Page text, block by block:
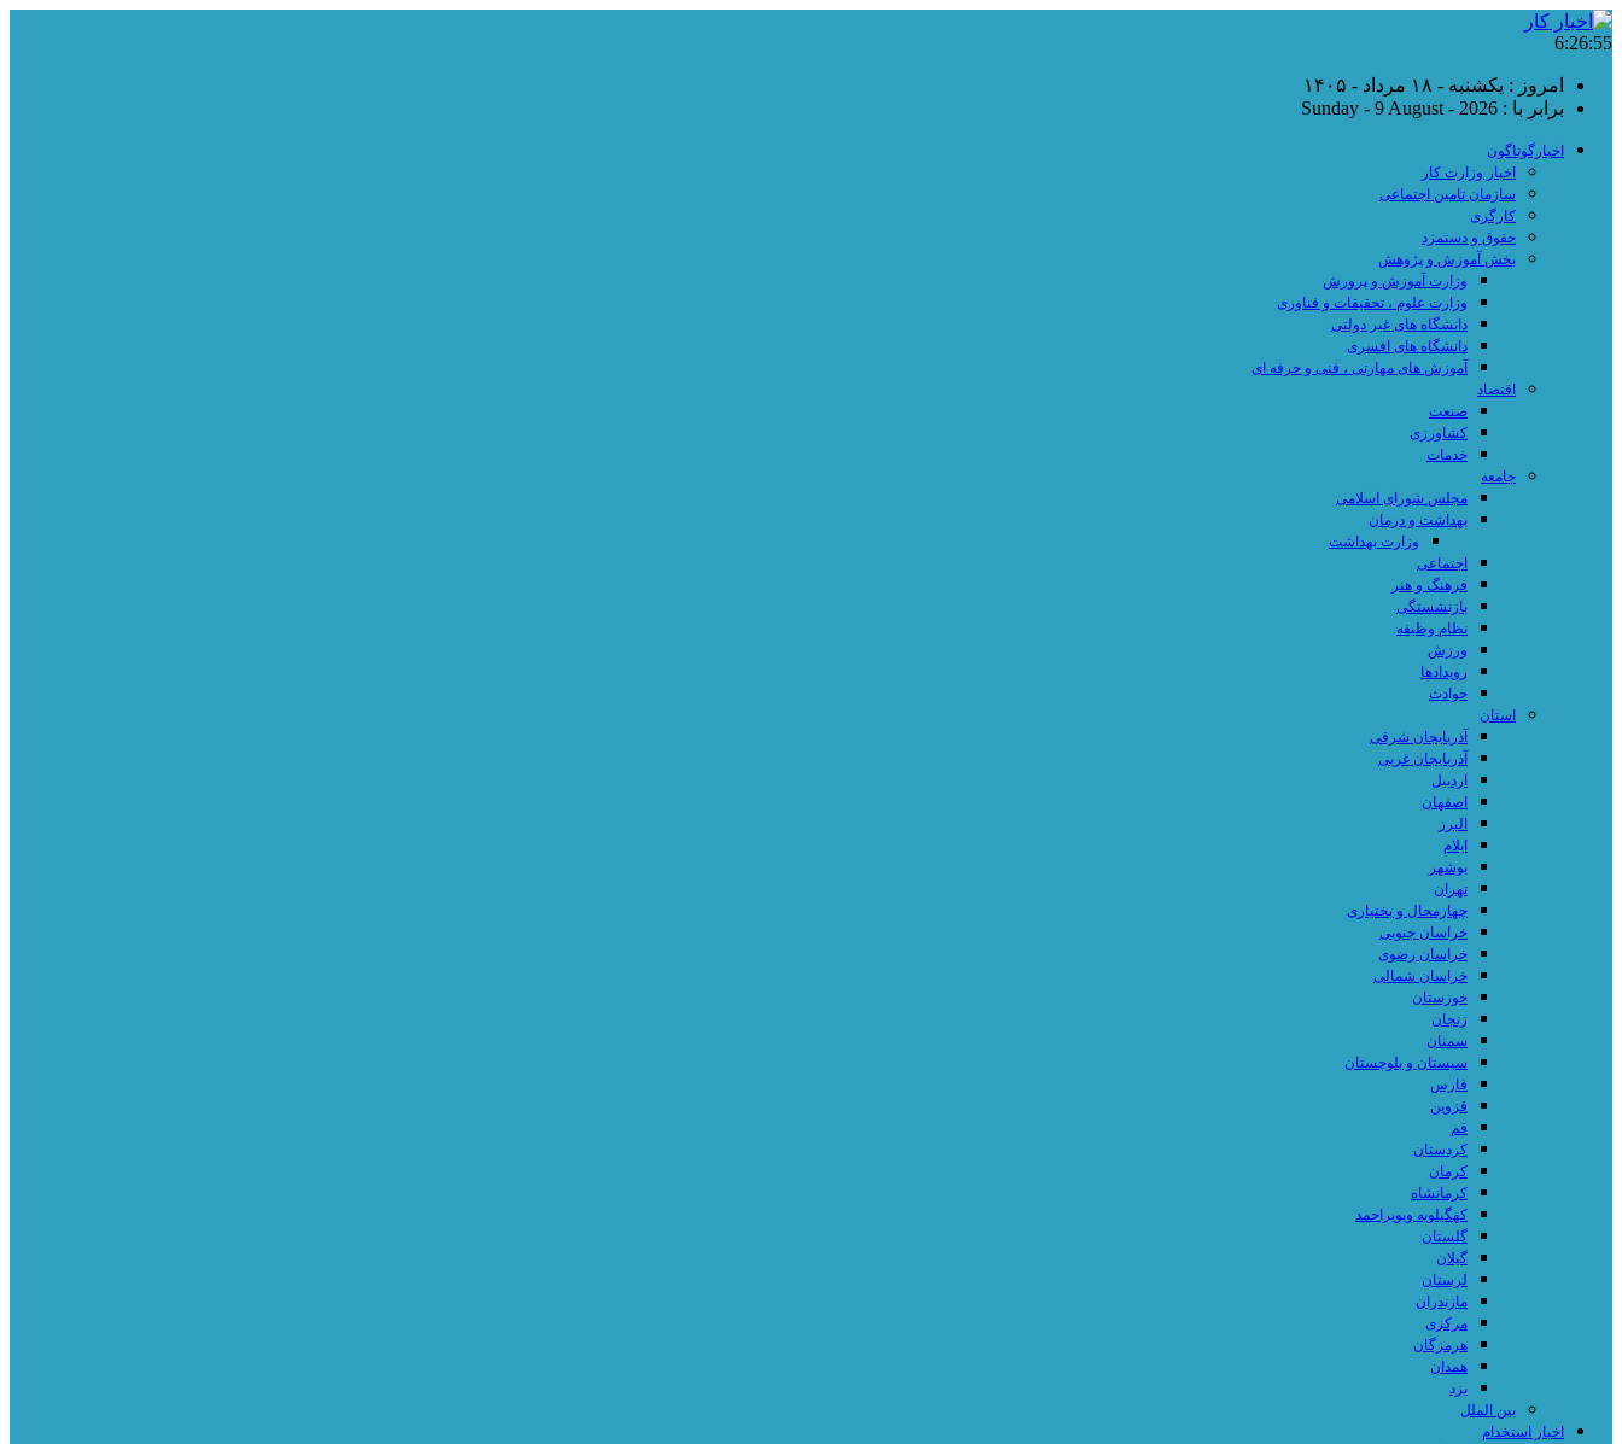
6:26:56
امروز : یکشنبه - ۱۸ مرداد - ۱۴۰۵
برابر با : Sunday - 9 August - 2026
اخبارگوناگون
اخبار وزارت کار
سازمان تامین اجتماعی
کارگری
حقوق و دستمزد
بخش آموزش و پژوهش
وزارت آموزش و پرورش
وزارت علوم ، تحقیقات و فناوری
دانشگاه های غیر دولتی
دانشگاه های افسری
آموزش های مهارتی ، فنی و حرفه ای
اقتصاد
صنعت
کشاورزی
خدمات
جامعه
مجلس شورای اسلامی
بهداشت و درمان
وزارت بهداشت
اجتماعی
فرهنگ و هنر
بازنشستگی
نظام وظیفه
ورزش
رویدادها
حوادث
استان
آذربایجان شرقی
آذربایجان غربی
اردبیل
اصفهان
البرز
ایلام
بوشهر
تهران
چهارمحال و بختیاری
خراسان جنوبی
خراسان رضوی
خراسان شمالی
خوزستان
زنجان
سمنان
سیستان و بلوچستان
فارس
قزوین
قم
کردستان
کرمان
کرمانشاه
کهگیلویه وبویراحمد
گلستان
گیلان
لرستان
مازندران
مرکزی
هرمزگان
همدان
یزد
بین الملل
اخبار استخدام